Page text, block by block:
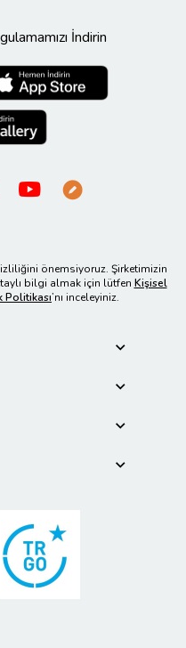
İndirin
önemsiyoruz. Şirketimizin
bilgi almak için lütfen Kişisel
Politikası’nı inceleyiniz.